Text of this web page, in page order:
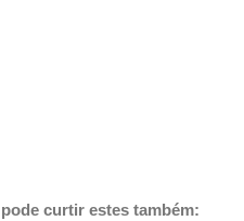
curtir estes também: